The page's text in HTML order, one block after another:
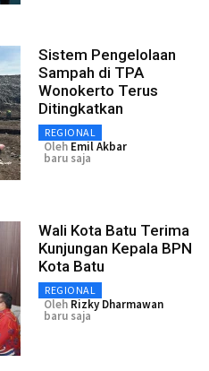
Sistem Pengelolaan
Sampah di TPA
Wonokerto Terus
Ditingkatkan
REGIONAL
Oleh Emil Akbar
baru saja
Wali Kota Batu Terima
Kunjungan Kepala BPN
Kota Batu
REGIONAL
Oleh Rizky Dharmawan
baru saja